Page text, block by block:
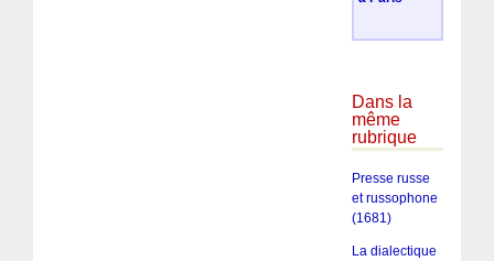
Dans la
même
rubrique
Presse russe
et russophone
(1681)
La dialectique